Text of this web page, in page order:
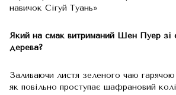
навичок Сігуй Туань»
Який на смак витриманий Шен Пуер зі
дерева?
Заливаючи листя зеленого чаю
як повільно проступає шафрановий